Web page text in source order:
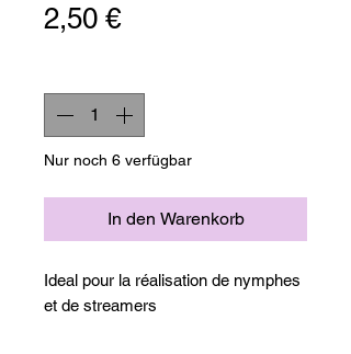
2,50 €Preis
Nur noch 6 verfügbar
In den Warenkorb
Ideal pour la réalisation de nymphes
et de streamers